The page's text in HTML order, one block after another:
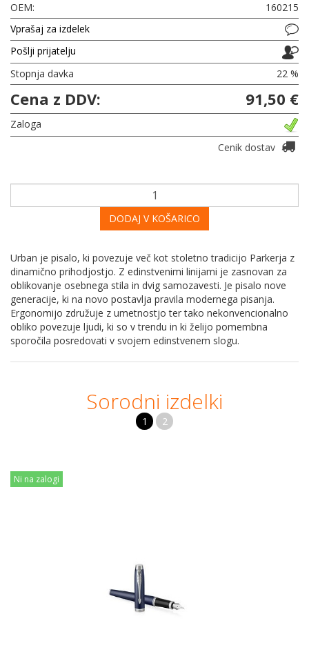
OEM:
160215
Vprašaj za izdelek
Pošlji prijatelju
Stopnja davka
22 %
Cena z DDV: 91,50 €
Zaloga
Cenik dostav
DODAJ V KOŠARICO
Urban je pisalo, ki povezuje več kot stoletno tradicijo Parkerja z
dinamično prihodjostjo. Z edinstvenimi linijami je zasnovan za
oblikovanje osebnega stila in dvig samozavesti. Je pisalo nove
generacije, ki na novo postavlja pravila modernega pisanja.
Ergonomijo združuje z umetnostjo ter tako nekonvencionalno
obliko povezuje ljudi, ki so v trendu in ki želijo pomembna
sporočila posredovati v svojem edinstvenem slogu.
Sorodni izdelki
1 2
Ni na zalogi